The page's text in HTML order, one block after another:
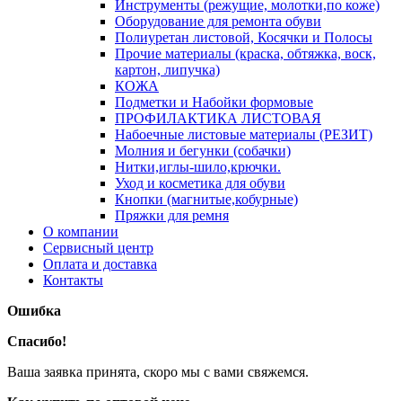
Инструменты (режущие, молотки,по коже)
Оборудование для ремонта обуви
Полиуретан листовой, Косячки и Полосы
Прочие материалы (краска, обтяжка, воск,
картон, липучка)
КОЖА
Подметки и Набойки формовые
ПРОФИЛАКТИКА ЛИСТОВАЯ
Набоечные листовые материалы (РЕЗИТ)
Молния и бегунки (собачки)
Нитки,иглы-шило,крючки.
Уход и косметика для обуви
Кнопки (магнитые,кобурные)
Пряжки для ремня
О компании
Сервисный центр
Оплата и доставка
Контакты
Ошибка
Спасибо!
Ваша заявка принята, скоро мы с вами свяжемся.